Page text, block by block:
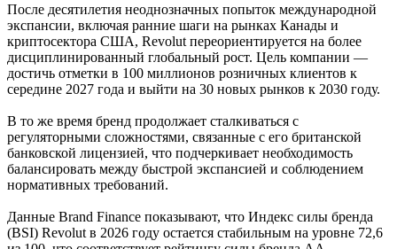
После десятилетия неоднозначных попыток международной
экспансии, включая ранние шаги на рынках Канады и
криптосектора США, Revolut переориентируется на более
дисциплинированный глобальный рост. Цель компании —
достичь отметки в 100 миллионов розничных клиентов к
середине 2027 года и выйти на 30 новых рынков к 2030 году.
В то же время бренд продолжает сталкиваться с
регуляторными сложностями, связанные с его британской
банковской лицензией, что подчеркивает необходимость
балансировать между быстрой экспансией и соблюдением
нормативных требований.
Данные Brand Finance показывают, что Индекс силы бренда
(BSI) Revolut в 2026 году остается стабильным на уровне 72,6